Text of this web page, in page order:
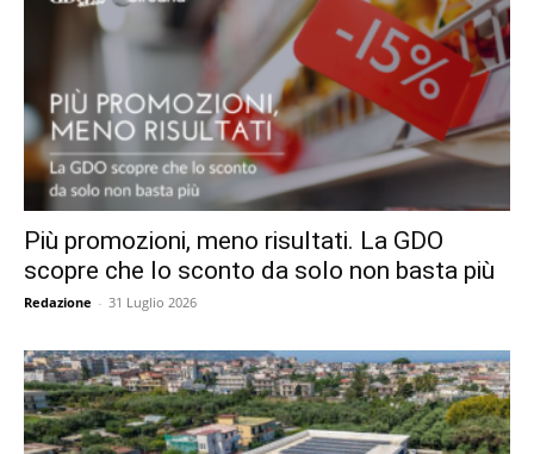
Più promozioni, meno risultati. La GDO
scopre che lo sconto da solo non basta più
Redazione - 31 Luglio 2026